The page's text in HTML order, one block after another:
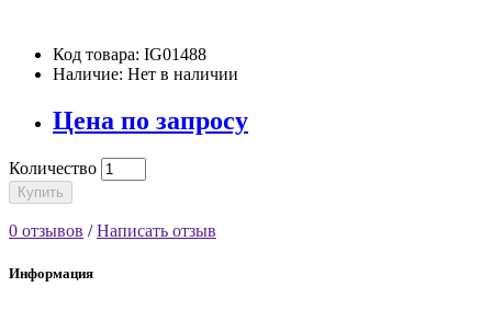
Код товара: IG01488
Наличие: Нет в наличии
Цена по запросу
Количество
Купить
0 отзывов /Написать отзыв
Информация